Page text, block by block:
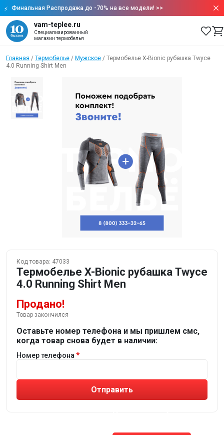
Финальная Распродажа до -70% на все модели! >>
vam-teplee.ru
Специализированный
магазин термобелья
Главная / Термобелье / Мужское / Термобелье X-Bionic рубашка Twyce
4.0 Running Shirt Men
Код товара: 47033
Термобелье X-Bionic рубашка Twyce
4.0 Running Shirt Men
Продано!
Товар закончился
Оставьте номер телефона и мы пришлем смс,
когда товар снова будет в наличии:
Номер телефона
Отправить